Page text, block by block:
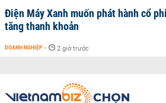
Điện Máy Xanh muốn phát hành cổ
tăng thanh khoản
DOANH NGHIỆP - 2 giờ trước